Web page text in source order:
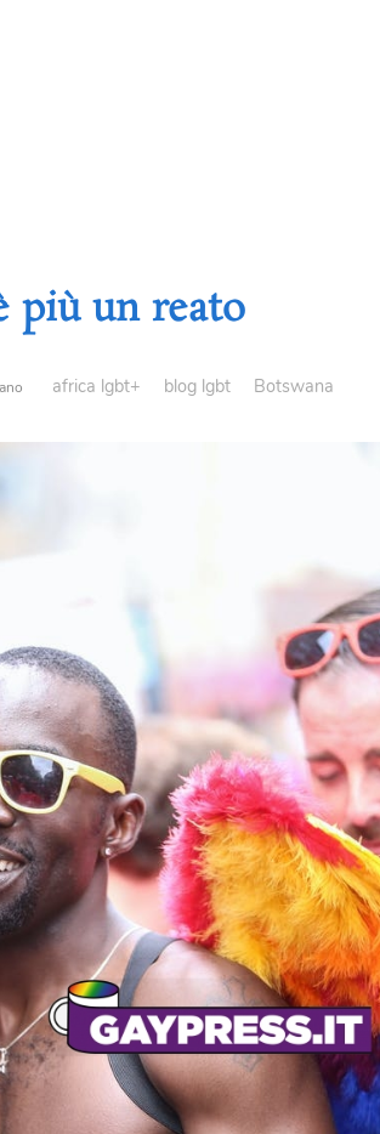
più un reato
africa lgbt+ blog lgbt
Botswana